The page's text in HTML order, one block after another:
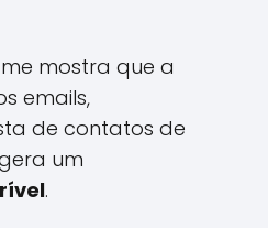
mostra que a
emails,
de contatos de
um
.